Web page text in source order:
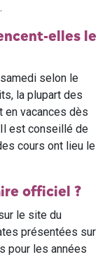
elles le
selon le
la plupart des
en vacances dès
est conseillé de
cours ont lieu le
officiel ?
le site du
présentées sur
pour les années